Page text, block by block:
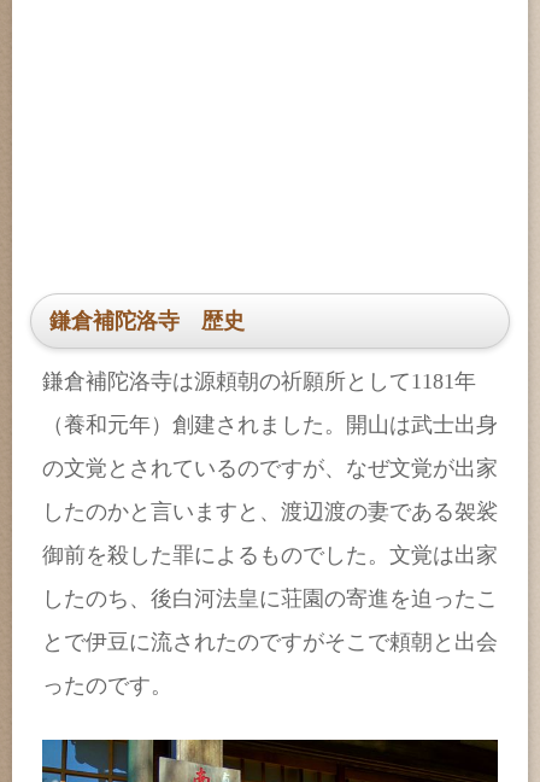
鎌倉補陀洛寺 歴史
鎌倉補陀洛寺は源頼朝の祈願所として1181年
（養和元年）創建されました。開山は武士出身
の文覚とされているのですが、なぜ文覚が出家
したのかと言いますと、渡辺渡の妻である袈裟
御前を殺した罪によるものでした。文覚は出家
したのち、後白河法皇に荘園の寄進を迫ったこ
とで伊豆に流されたのですがそこで頼朝と出会
ったのです。